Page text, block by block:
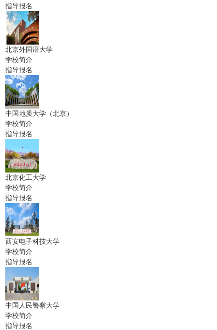
指导报名
北京外国语大学
学校简介
指导报名
中国地质大学（北京）
学校简介
指导报名
北京化工大学
学校简介
指导报名
西安电子科技大学
学校简介
指导报名
中国人民警察大学
学校简介
指导报名